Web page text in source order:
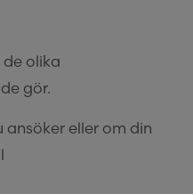
olika
gör.
eller om din